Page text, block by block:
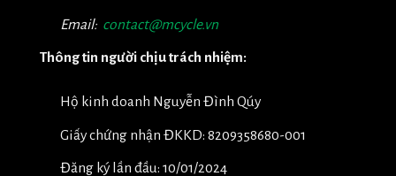
Email: contact@mcycle.vn
Thông tin người chịu trách nhiệm:
Hộ kinh doanh Nguyễn Đình Qúy
Giấy chứng nhận ĐKKD: 8209358680-001
Đăng ký lần đầu: 10/01/2024